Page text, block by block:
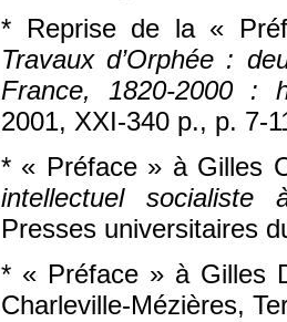
* Reprise de la «
Travaux d’Orphée :
France, 1820-2000 :
2001, XXI-340 p., p. 7-
* « Préface » à Gilles
intellectuel
Presses universitaires
* « Préface » à Gilles
Charleville-Mézières,